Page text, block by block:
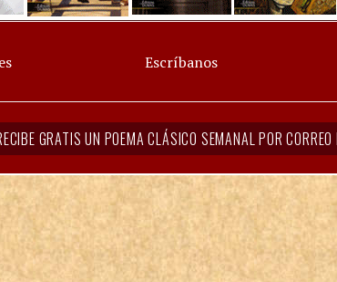
Escríbanos
GRATIS UN POEMA CLÁSICO SEMANAL POR CORREO